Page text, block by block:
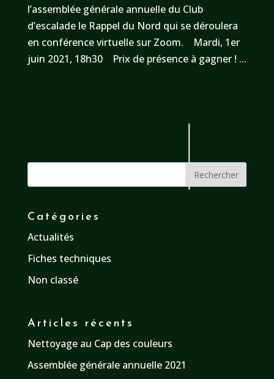
l’assemblée générale annuelle du Club
d’escalade le Rappel du Nord qui se déroulera
en conférence virtuelle sur Zoom. Mardi, 1er
juin 2021, 18h30 Prix de présence à gagner ! ...
Catégories
Actualités
Fiches techniques
Non classé
Articles récents
Nettoyage au Cap des couleurs
Assemblée générale annuelle 2021